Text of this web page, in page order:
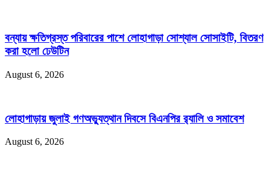
বন্যায় ক্ষতিগ্রস্ত পরিবারের পাশে লোহাগাড়া সোশ্যাল সোসাইটি, বিতরণ
করা হলো ঢেউটিন
August 6, 2026
লোহাগাড়ায় জুলাই গণঅভ্যুত্থান দিবসে বিএনপির র‌্যালি ও সমাবেশ
August 6, 2026